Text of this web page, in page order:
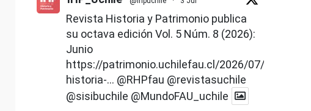
Revista Historia y Patrimonio publica
su octava edición Vol. 5 Núm. 8 (2026):
Junio
https://patrimonio.uchilefau.cl/2026/07/02/
historia-... @RHPfau @revistasuchile
@sisibuchile @MundoFAU_uchile